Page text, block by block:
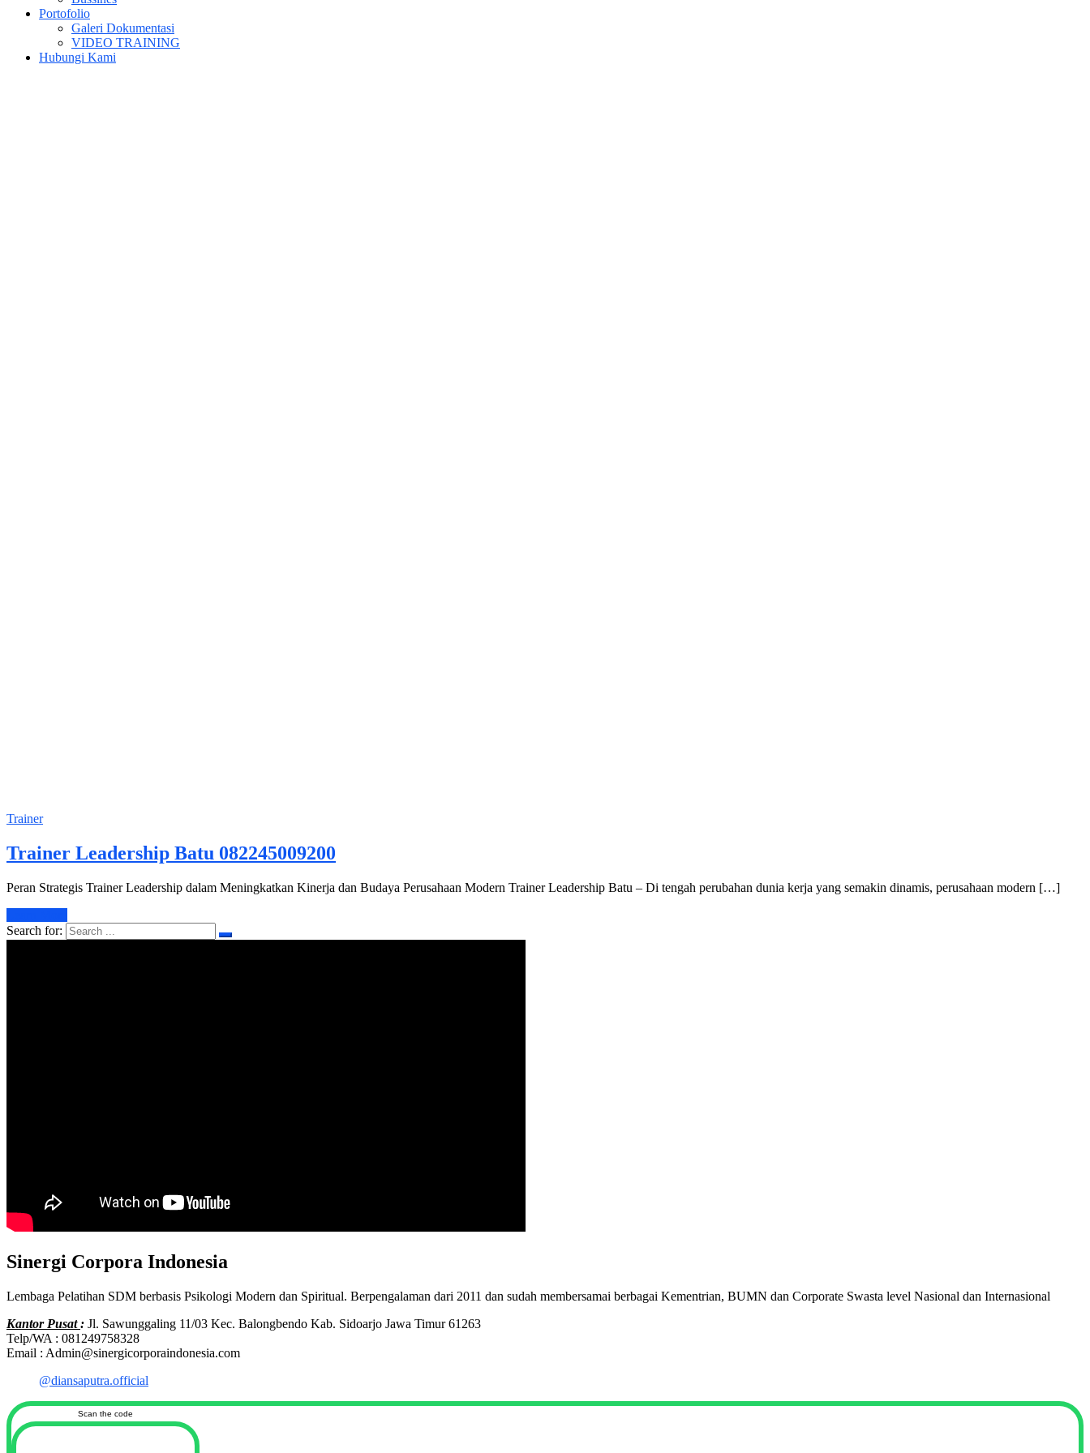
Portofolio
Galeri Dokumentasi
VIDEO TRAINING
Hubungi Kami
Trainer
Trainer Leadership Batu 082245009200
Peran Strategis Trainer Leadership dalam Meningkatkan Kinerja dan Budaya Perusahaan Modern Trainer Leadership Batu – Di tengah perubahan dunia kerja yang semakin dinamis, perusahaan modern […]
Search for:
Sinergi Corpora Indonesia
Lembaga Pelatihan SDM berbasis Psikologi Modern dan Spiritual. Berpengalaman dari 2011 dan sudah membersamai berbagai Kementrian, BUMN dan Corporate Swasta level Nasional dan Internasional
Kantor Pusat: Jl. Sawunggaling 11/03 Kec. Balongbendo Kab. Sidoarjo Jawa Timur 61263
Telp/WA : 081249758328
Email : Admin@sinergicorporaindonesia.com
@diansaputra.official
Scan the code